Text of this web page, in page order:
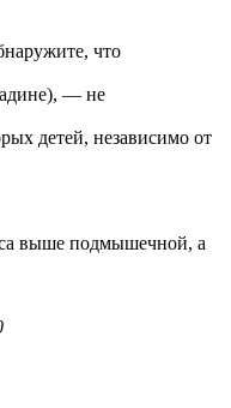
что
— не
детей, независимо от
выше подмышечной, а